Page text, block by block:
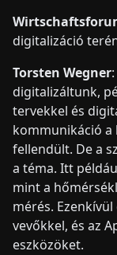
digitalizáció
Torsten Wegner
digitalizáltunk,
tervekkel és
kommunikáció
fellendült. De a
a téma. Itt
mint a
mérés.
vevőkkel, és az
eszközöket.